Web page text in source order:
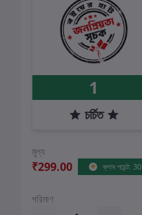
1
চর্চিত
মূল্য
₹299.00 ক্লাব পয়েন্ট: 30
পরিমাণ